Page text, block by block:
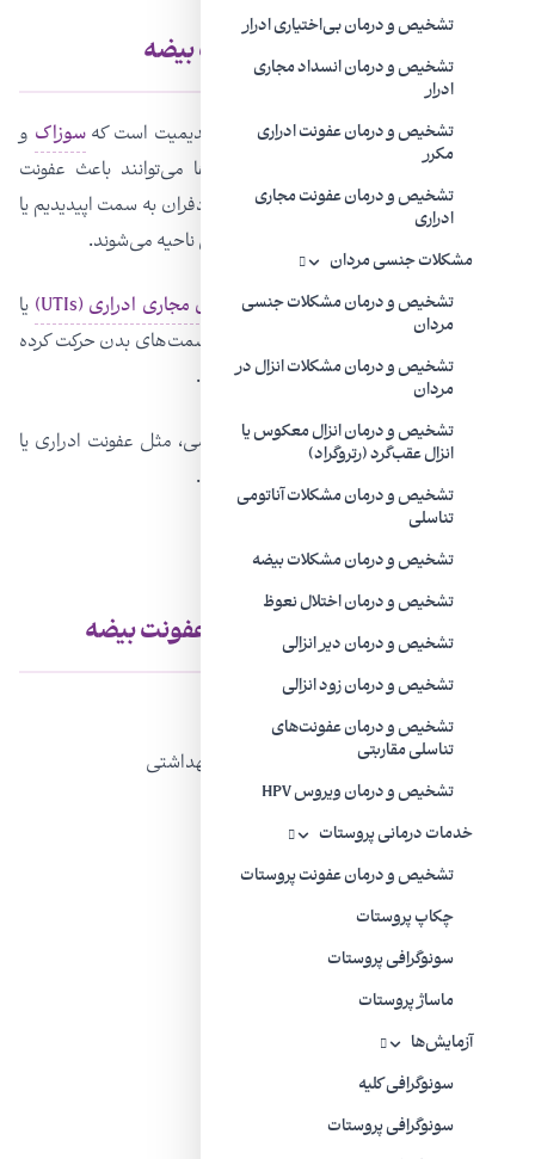
تشخیص و درمان بی‌اختیاری ادرار
تشخیص و درمان انسداد مجاری
ادرار
تشخیص و درمان عفونت ادراری
مکرر
تشخیص و درمان عفونت مجاری
ادراری
مشکلات جنسی مردان
تشخیص و درمان مشکلات جنسی
مردان
تشخیص و درمان مشکلات انزال در
مردان
تشخیص و درمان انزال معکوس یا
انزال عقب‌گرد (رتروگراد)
تشخیص و درمان مشکلات آناتومی
تناسلی
تشخیص و درمان مشکلات بیضه
تشخیص و درمان اختلال نعوظ
تشخیص و درمان دیر انزالی
تشخیص و درمان زود انزالی
تشخیص و درمان عفونت‌های
تناسلی مقاربتی
تشخیص و درمان ویروس HPV
خدمات درمانی پروستات
تشخیص و درمان عفونت پروستات
چکاپ پروستات
سونوگرافی پروستات
ماساژ پروستات
آزمایش‌ها
سونوگرافی کلیه
سونوگرافی پروستات
علل بیماری اپیدیدیمیت یا عفونت بیضه
عفونت‌های مقاربتی یکی از علل شایع اپیدیدیمیت است کهسوزاک و
شایع ترین ِآنهاست. این عفونت‌ها می‌توانند باعث عفونت
ِمجرای ادرار شوند که گاهی اوقات از مجرای دفران به سمت اپیدیدیم یا
بیضه حرکت می‌کنند و باعث التهاب بیشتر ِاین ناحیه می‌شوند.
عفونت‌های غیرقابل انتقال، مثلعفونت‌های مجاری ادراری (UTIs)
یا
سل (TB)، می‌توانند از مجرای ادرار یا سایر قسمت‌های بدن حرکت کرده
و اپیدیدیم را آلوده کرده و باعث التهابش شوند.
با این حال، یک عفونت غیرقابل انتقال جنسی، مثل عفونت ادراری یا
پروستات، هم می تواند باعث اپیدیدیمیت شود.
عوامل خطرآفرین اپیدیدیمیت یا عفونت بیضه
ختنه نشدن
رابطه جنسی بدون کاندوم یا سایر روش‌های بهداشتی
مشکلات ساختاری در دستگاه ادراری
بزرگ شدن پروستات و ایجاد انسداد مثانه
جراحی مجاری ادراری (بتازگی)
آسیب دیدگی کشاله ران(بتازگی)
استفاده از سوند ادراری
استفاده از یک داروی قلبی به نام آمیودارون